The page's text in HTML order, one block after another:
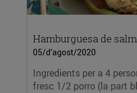
Hamburguesa de
05/d’agost/2020
Ingredients per a 4
fresc 1/2 porro (la part